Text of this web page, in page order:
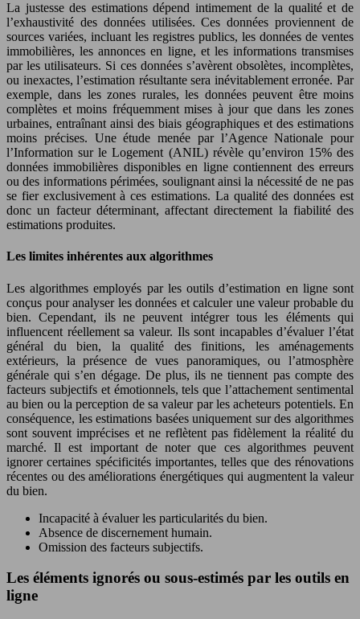
La justesse des estimations dépend intimement de la qualité et de
l’exhaustivité des données utilisées. Ces données proviennent de
sources variées, incluant les registres publics, les données de ventes
immobilières, les annonces en ligne, et les informations transmises
par les utilisateurs. Si ces données s’avèrent obsolètes, incomplètes,
ou inexactes, l’estimation résultante sera inévitablement erronée. Par
exemple, dans les zones rurales, les données peuvent être moins
complètes et moins fréquemment mises à jour que dans les zones
urbaines, entraînant ainsi des biais géographiques et des estimations
moins précises. Une étude menée par l’Agence Nationale pour
l’Information sur le Logement (ANIL) révèle qu’environ 15% des
données immobilières disponibles en ligne contiennent des erreurs
ou des informations périmées, soulignant ainsi la nécessité de ne pas
se fier exclusivement à ces estimations. La qualité des données est
donc un facteur déterminant, affectant directement la fiabilité des
estimations produites.
Les limites inhérentes aux algorithmes
Les algorithmes employés par les outils d’estimation en ligne sont
conçus pour analyser les données et calculer une valeur probable du
bien. Cependant, ils ne peuvent intégrer tous les éléments qui
influencent réellement sa valeur. Ils sont incapables d’évaluer l’état
général du bien, la qualité des finitions, les aménagements
extérieurs, la présence de vues panoramiques, ou l’atmosphère
générale qui s’en dégage. De plus, ils ne tiennent pas compte des
facteurs subjectifs et émotionnels, tels que l’attachement sentimental
au bien ou la perception de sa valeur par les acheteurs potentiels. En
conséquence, les estimations basées uniquement sur des algorithmes
sont souvent imprécises et ne reflètent pas fidèlement la réalité du
marché. Il est important de noter que ces algorithmes peuvent
ignorer certaines spécificités importantes, telles que des rénovations
récentes ou des améliorations énergétiques qui augmentent la valeur
du bien.
Incapacité à évaluer les particularités du bien.
Absence de discernement humain.
Omission des facteurs subjectifs.
Les éléments ignorés ou sous-estimés par les outils en
ligne